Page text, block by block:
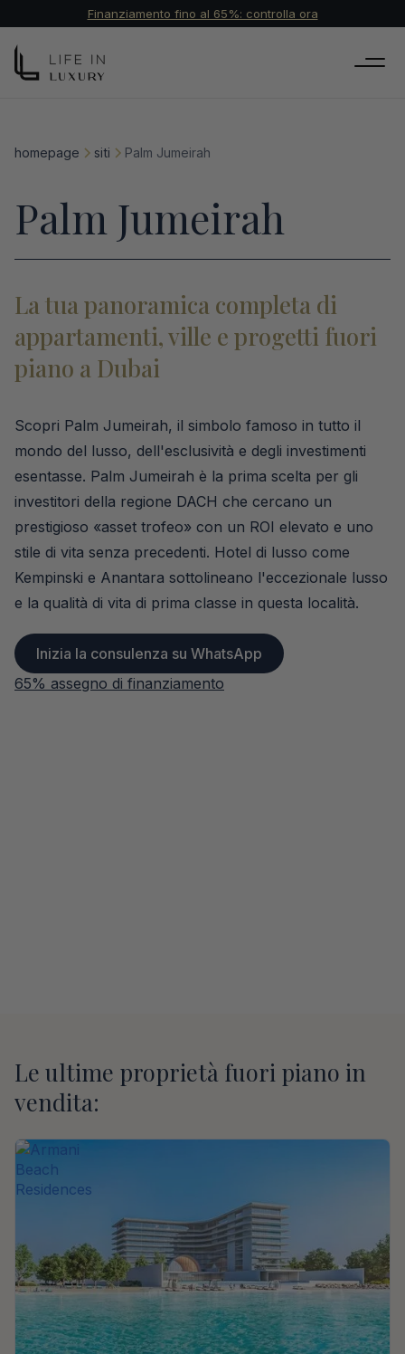
Finanziamento fino al 65%: controlla ora
homepage siti Palm Jumeirah
Palm Jumeirah
La tua panoramica completa di
appartamenti, ville e progetti fuori
piano a Dubai
Scopri Palm Jumeirah, il simbolo famoso in tutto il
mondo del lusso, dell'esclusività e degli investimenti
esentasse. Palm Jumeirah è la prima scelta per gli
investitori della regione DACH che cercano un
prestigioso «asset trofeo» con un ROI elevato e uno
stile di vita senza precedenti. Hotel di lusso come
Kempinski e Anantara sottolineano l'eccezionale lusso
e la qualità di vita di prima classe in questa località.
Inizia la consulenza su WhatsApp
65% assegno di finanziamento
Le ultime proprietà fuori piano in
vendita: